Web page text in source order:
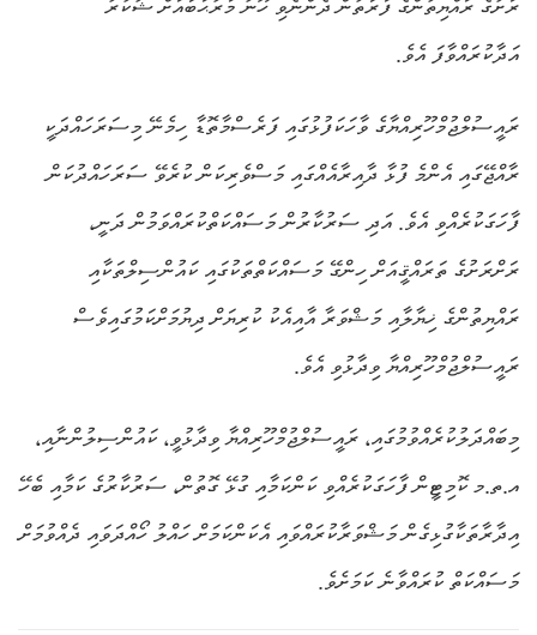
ރަށުގެ ރައްޔިތުންގެ ފަރާތުން ދެންނެވި ހޫނު މަރުޙަބާއަށް ޝުކުރު
އަދާކުރައްވާފަ އެވެ.
ރައީސުލްޖުމްހޫރިއްޔާގެ ވާހަކަފުޅުގައި ފަރެސްމާތޮޑާ ހިމެނޭ މިސަރަހައްދަކީ
ރާއްޖޭގައި އެންމެ ފުޅާ ދާއިރާއެއްގައި މަސްވެރިކަން ކުރެވޭ ސަރަހައްދުކަން
ފާހަގަކުރެއްވި އެވެ. އަދި ސަރުކާރުން މަސައްކަތްކުރައްވަމުން ދަނީ،
ރަށްރަށުގެ ތަރައްޤީއަށް ހިންގޭ މަސައްކަތްތަކުގައި ކައުންސިލްތަކާއި
ރައްޔިތުންގެ ޚިޔާލާއި މަޝްވަރާ އާއިއެކު ކުރިޔަށް ދިޔުމަށްކަމުގައިވެސް
ރައީސުލްޖުމްހޫރިއްޔާ ވިދާޅުވި އެވެ.
މިބައްދަލުކުރެއްވުމުގައި، ރައީސުލްޖުމްހޫރިއްޔާ ވިދާޅުވީ، ކައުންސިލުންނާއި،
އ.ތ.މ ކޮމިޓީން ފާހަގަކުރެއްވި ކަންކަމާއި ގުޅޭ ގޮތުން، ސަރުކާރުގެ ކަމާއި ބެހޭ
އިދާރާތަކާގުޅިގެން މަޝްވަރާކުރައްވައި އެކަންކަމަށް ހައްލު ހޯއްދަވައި ދެއްވުމަށް
މަސައްކަތް ކުރައްވާނެ ކަމަށެވެ.